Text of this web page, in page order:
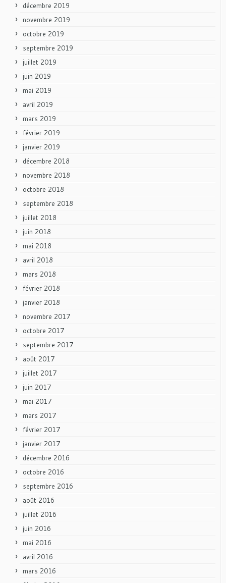
décembre 2019
novembre 2019
octobre 2019
septembre 2019
juillet 2019
juin 2019
mai 2019
avril 2019
mars 2019
février 2019
janvier 2019
décembre 2018
novembre 2018
octobre 2018
septembre 2018
juillet 2018
juin 2018
mai 2018
avril 2018
mars 2018
février 2018
janvier 2018
novembre 2017
octobre 2017
septembre 2017
août 2017
juillet 2017
juin 2017
mai 2017
mars 2017
février 2017
janvier 2017
décembre 2016
octobre 2016
septembre 2016
août 2016
juillet 2016
juin 2016
mai 2016
avril 2016
mars 2016